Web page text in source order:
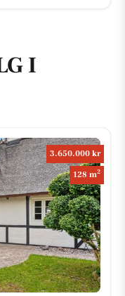
I
3.650.000 kr
128 m2